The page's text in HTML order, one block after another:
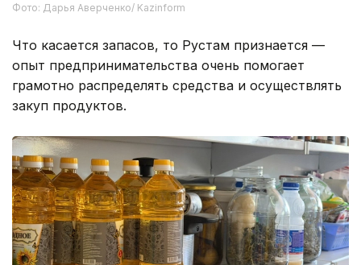
Фото: Дарья Аверченко/ Kazinform
Что касается запасов, то Рустам признается —
опыт предпринимательства очень помогает
грамотно распределять средства и осуществлять
закуп продуктов.